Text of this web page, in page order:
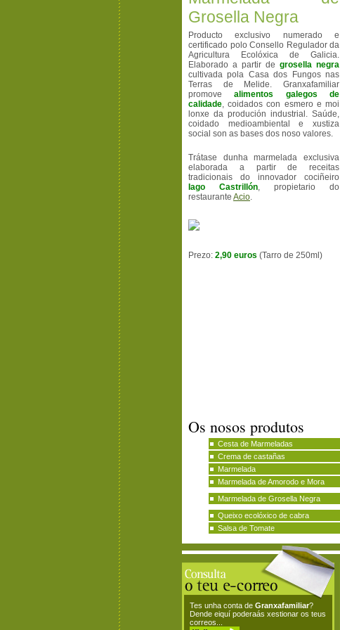
Grosella Negra
Producto exclusivo numerado e
certificado polo Consello Regulador da
Agricultura Ecolóxica de Galicia.
Elaborado a partir de grosella negra
cultivada pola Casa dos Fungos nas
Terras de Melide. Granxafamiliar
promovealimentos galegos de
calidade, coidados con esmero e moi
lonxe da produción industrial. Saúde,
coidado medioambiental e xustiza
social son as bases dos noso valores.
Trátase dunha marmelada exclusiva
elaborada a partir de receitas
tradicionais do innovador cociñeiro
Iago Castrillón, propietario do
restaurante Acio.
Prezo: 2,90 euros (Tarro de 250ml)
Os nosos produtos
Cesta de Marmeladas
Crema de castañas
Marmelada
Marmelada de Amorodo e Mora
Marmelada de Grosella Negra
Queixo ecolóxico de cabra
Salsa de Tomate
Tes unha conta de Granxafamiliar?
Dende eiquí poderaás xestionar os teus
correos...